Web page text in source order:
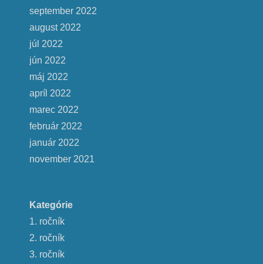
september 2022
august 2022
júl 2022
jún 2022
máj 2022
apríl 2022
marec 2022
február 2022
január 2022
november 2021
Kategórie
1. ročník
2. ročník
3. ročník